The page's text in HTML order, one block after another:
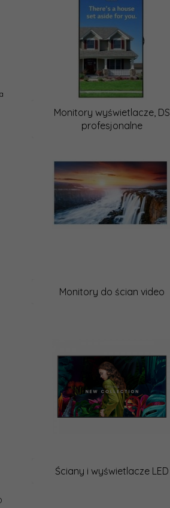
Monitory wyświetlacze, DS
profesjonalne
Monitory do ścian video
Ściany i wyświetlacze LED